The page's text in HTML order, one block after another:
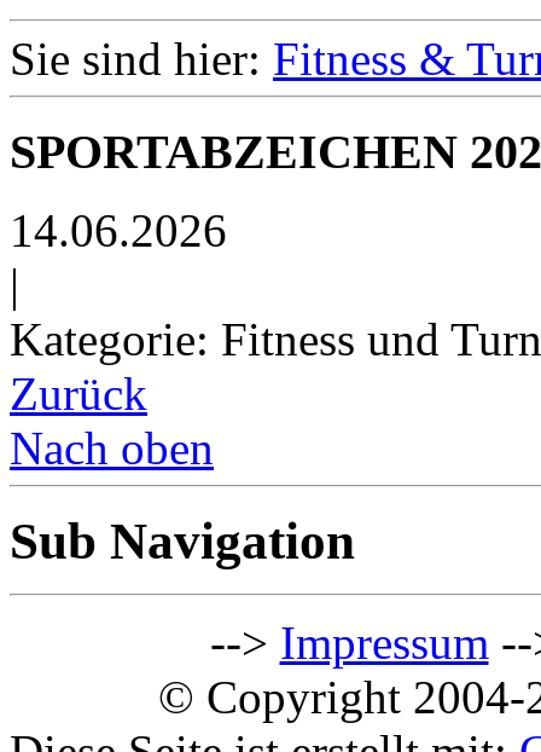
Sie sind hier: Fitness &
SPORTABZEICHEN
14.06.2026
|
Kategorie: Fitness und
Zurück
Nach oben
Sub Navigation
--> Impressum
© Copyright 2004-